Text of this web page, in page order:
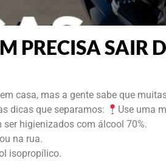
PRECISA SAIR
casa, mas a gente sabe que
dicas que separamos:
Use uma
ser higienizados com álcool 70%.
na rua.
isopropílico.